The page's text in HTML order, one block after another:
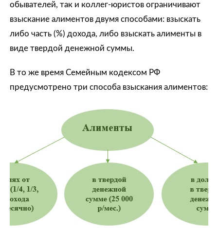
обывателей, так и коллег-юристов ограничивают
взыскание алиментов двумя способами: взыскать
либо часть (%) дохода, либо взыскать алименты в
виде твердой денежной суммы.
В то же время Семейным кодексом РФ
предусмотрено три способа взыскания алиментов: